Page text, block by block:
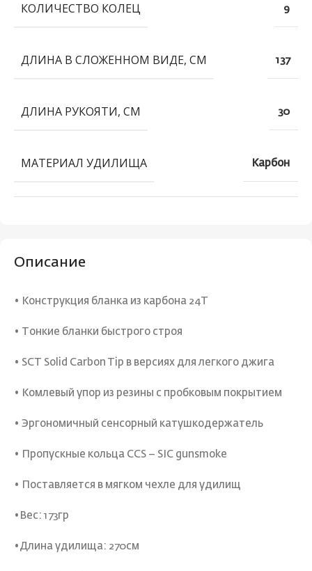
Описание
• Конструкция бланка из карбона 24T
• Тонкие бланки быстрого строя
• SCT Solid Carbon Tip в версиях для легкого джига
• Комлевый упор из резины с пробковым покрытием
• Эргономичный сенсорный катушкодержатель
• Пропускные кольца CCS – SIC gunsmoke
• Поставляется в мягком чехле для удилищ
•Вес: 173гр
•Длина удилища: 270см
КОЛИЧЕСТВО КОЛЕЦ 9
ДЛИНА В СЛОЖЕННОМ ВИДЕ, СМ 137
ДЛИНА РУКОЯТИ, СМ 30
МАТЕРИАЛ УДИЛИЩА Карбон